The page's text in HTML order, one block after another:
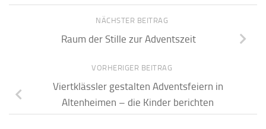
NÄCHSTER BEITRAG
Raum der Stille zur Adventszeit
VORHERIGER BEITRAG
Viertklässler gestalten Adventsfeiern in
Altenheimen – die Kinder berichten